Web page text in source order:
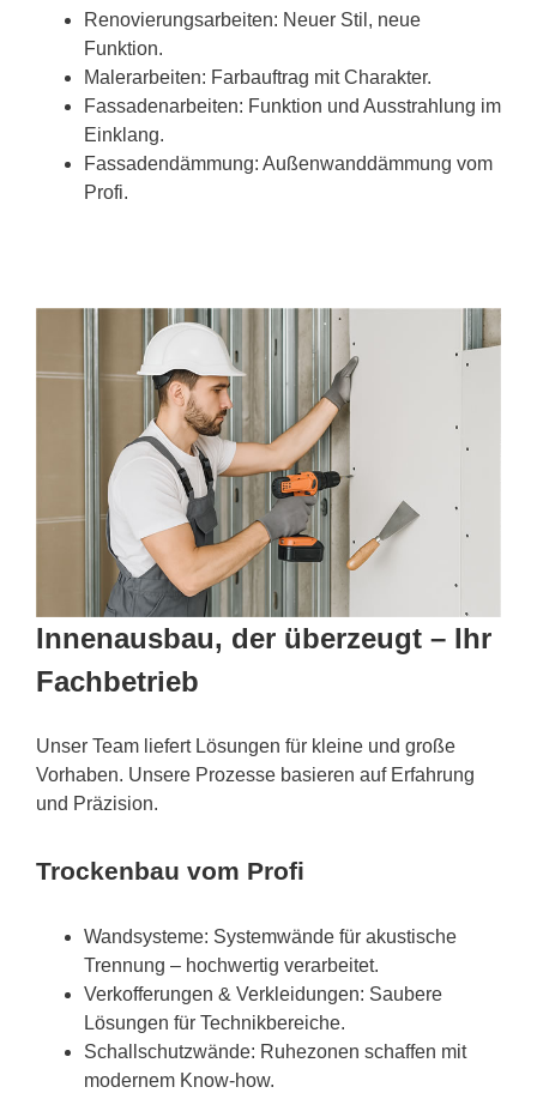
Renovierungsarbeiten: Neuer Stil, neue
Funktion.
Malerarbeiten: Farbauftrag mit Charakter.
Fassadenarbeiten: Funktion und Ausstrahlung im
Einklang.
Fassadendämmung: Außenwanddämmung vom
Profi.
Innenausbau, der überzeugt – Ihr
Fachbetrieb
Unser Team liefert Lösungen für kleine und große
Vorhaben. Unsere Prozesse basieren auf Erfahrung
und Präzision.
Trockenbau vom Profi
Wandsysteme: Systemwände für akustische
Trennung – hochwertig verarbeitet.
Verkofferungen & Verkleidungen: Saubere
Lösungen für Technikbereiche.
Schallschutzwände: Ruhezonen schaffen mit
modernem Know-how.